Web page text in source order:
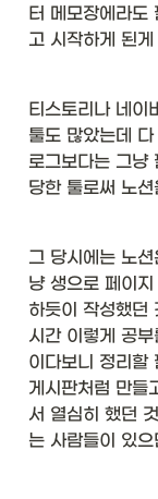
터 메모장에라도
고 시작하게 된게
티스토리나 네이
툴도 많았는데
로그보다는 그냥
당한 툴로써 노
그 당시에는 노
냥 생으로 페이
하듯이 작성했던
시간 이렇게 공
이다보니 정리할
게시판처럼 만들
서 열심히 했던
는 사람들이 있